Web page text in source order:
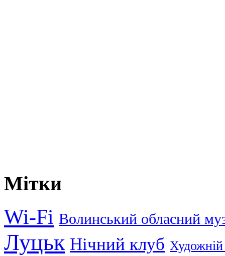
Мітки
Wi-Fi Волинський обласний
Луцьк Нічний клуб